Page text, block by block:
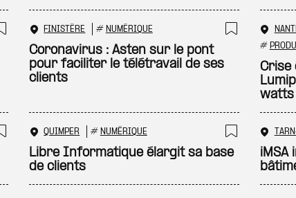
Ajouter à ma sélection
FINISTÈRE # NUMÉRIQUE
Coronavirus : Asten sur le pont
pour faciliter le télétravail de ses
clients
#
Crise
watts
Ajouter à ma sélection
QUIMPER # NUMÉRIQUE
Ajouter
Libre Informatique élargit sa base
de clients
iMSA